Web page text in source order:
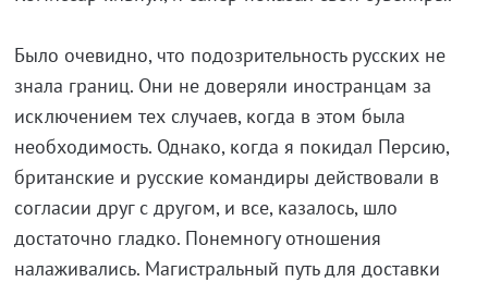
Было очевидно, что подозрительность русских не
знала границ. Они не доверяли иностранцам за
исключением тех случаев, когда в этом была
необходимость. Однако, когда я покидал Персию,
британские и русские командиры действовали в
согласии друг с другом, и все, казалось, шло
достаточно гладко. Понемногу отношения
налаживались. Магистральный путь для доставки